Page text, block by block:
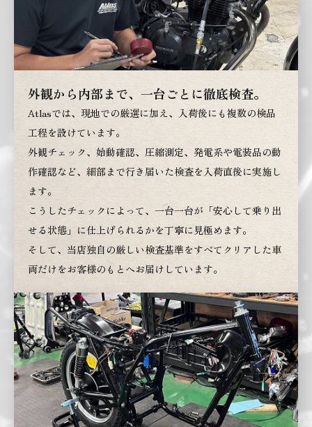
外観から内部まで、一台ごとに徹底検査。
Atlasでは、現地での厳選に加え、入荷後にも複数の検品
工程を設けています。
外観チェック、始動確認、圧縮測定、発電系や電装品の動
作確認など、細部まで行き届いた検査を入荷直後に実施し
ます。
こうしたチェックによって、一台一台が「安心して乗り出
せる状態」に仕上げられるかを丁寧に見極めます。
そして、当店独自の厳しい検査基準をすべてクリアした車
両だけをお客様のもとへお届けしています。